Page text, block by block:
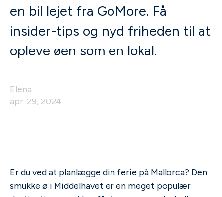
en bil lejet fra GoMore. Få
insider-tips og nyd friheden til at
opleve øen som en lokal.
Elena
apr. 29, 2024
Er du ved at planlægge din ferie på Mallorca? Den
smukke ø i Middelhavet er en meget populær